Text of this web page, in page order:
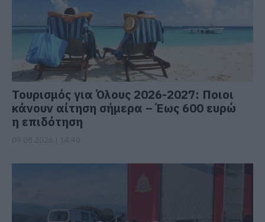
Τουρισμός για Όλους 2026-2027: Ποιοι
κάνουν αίτηση σήμερα – Έως 600 ευρώ
η επιδότηση